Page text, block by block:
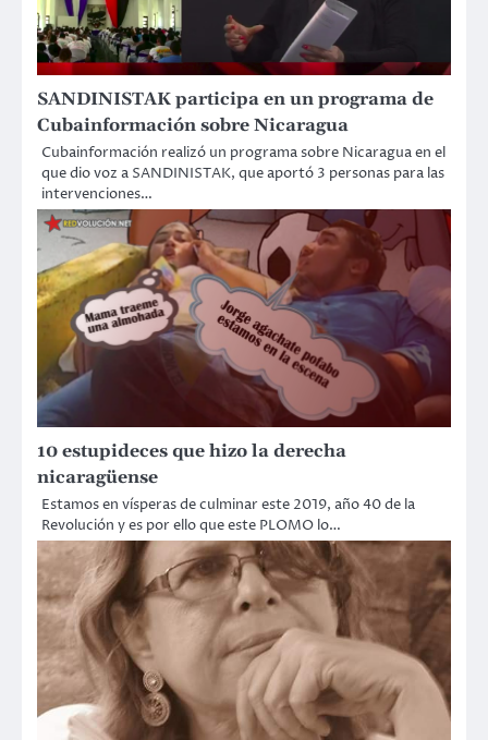
SANDINISTAK participa en un programa de
Cubainformación sobre Nicaragua
Cubainformación realizó un programa sobre Nicaragua en el
que dio voz a SANDINISTAK, que aportó 3 personas para las
intervenciones…
10 estupideces que hizo la derecha
nicaragüense
Estamos en vísperas de culminar este 2019, año 40 de la
Revolución y es por ello que este PLOMO lo…